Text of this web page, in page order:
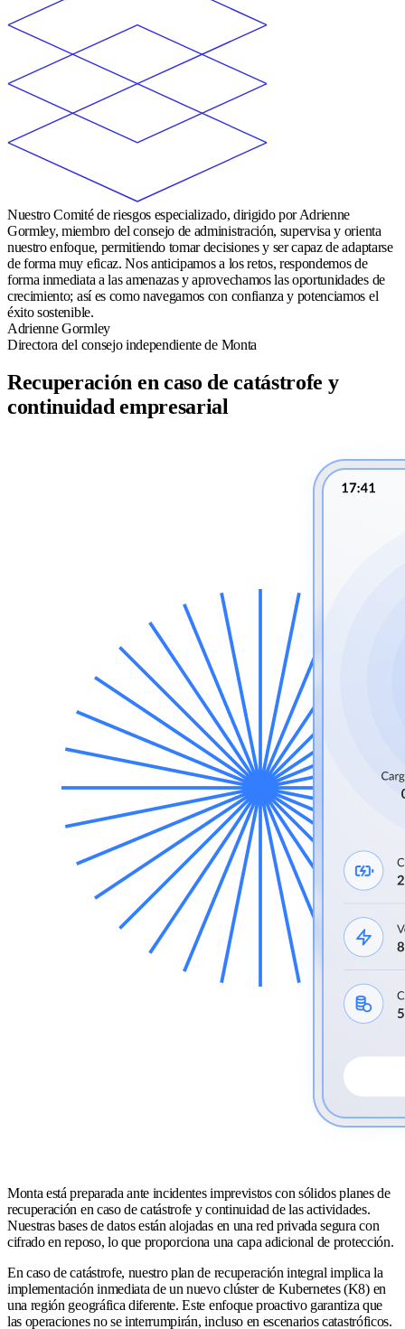
Nuestro Comité de riesgos especializado, dirigido por Adrienne
Gormley, miembro del consejo de administración, supervisa y orienta
nuestro enfoque, permitiendo tomar decisiones y ser capaz de adaptarse
de forma muy eficaz. Nos anticipamos a los retos, respondemos de
forma inmediata a las amenazas y aprovechamos las oportunidades de
crecimiento; así es como navegamos con confianza y potenciamos el
éxito sostenible.
Adrienne Gormley
Directora del consejo independiente de Monta
Recuperación en caso de catástrofe y
continuidad empresarial
Monta está preparada ante incidentes imprevistos con sólidos planes de
recuperación en caso de catástrofe y continuidad de las actividades.
Nuestras bases de datos están alojadas en una red privada segura con
cifrado en reposo, lo que proporciona una capa adicional de protección.
En caso de catástrofe, nuestro plan de recuperación integral implica la
implementación inmediata de un nuevo clúster de Kubernetes (K8) en
una región geográfica diferente. Este enfoque proactivo garantiza que
las operaciones no se interrumpirán, incluso en escenarios catastróficos.